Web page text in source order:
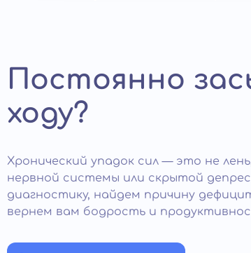
Постоянно
ходу?
Хронический упадок сил — это не
нервной системы или скрытой
диагностику, найдем причину
вернем вам бодрость и